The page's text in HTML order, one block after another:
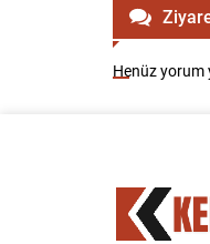
Henüz yorum